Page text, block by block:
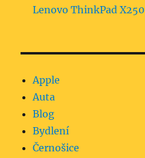
Lenovo ThinkPad X250
Apple
Auta
Blog
Bydlení
Černošice